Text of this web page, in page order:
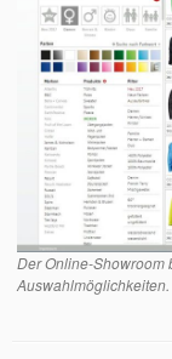
Der Online-Showroom
Auswahlmöglichkeiten.